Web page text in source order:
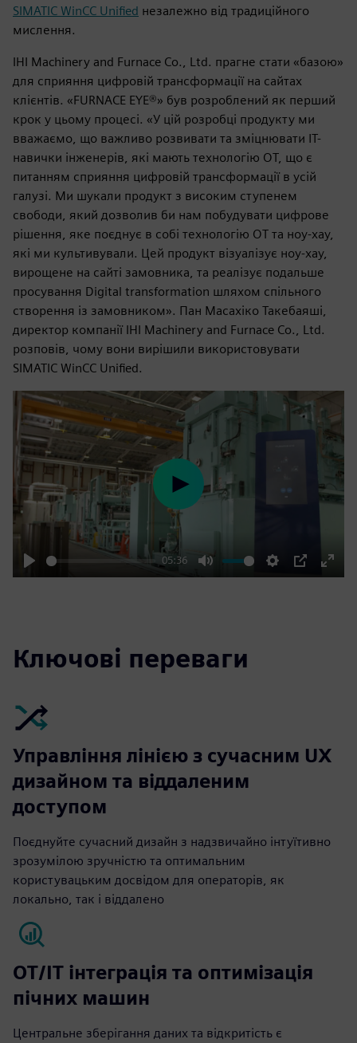
SIMATIC WinCC Unified незалежно від традиційного
мислення.
IHI Machinery and Furnace Co., Ltd. прагне стати «базою»
для сприяння цифровій трансформації на сайтах
клієнтів. «FURNACE EYE®» був розроблений як перший
крок у цьому процесі. «У цій розробці продукту ми
вважаємо, що важливо розвивати та зміцнювати ІТ-
навички інженерів, які мають технологію OT, що є
питанням сприяння цифровій трансформації в усій
галузі. Ми шукали продукт з високим ступенем
свободи, який дозволив би нам побудувати цифрове
рішення, яке поєднує в собі технологію OT та ноу-хау,
які ми культивували. Цей продукт візуалізує ноу-хау,
вирощене на сайті замовника, та реалізує подальше
просування Digital transformation шляхом спільного
створення із замовником». Пан Масахіко Такебаяші,
директор компанії IHI Machinery and Furnace Co., Ltd.
розповів, чому вони вирішили використовувати
SIMATIC WinCC Unified.
Play
05:36
Mute Settings
PIP
Enter
Play
Ключові переваги
Управління лінією з сучасним UX
дизайном та віддаленим
доступом
Поєднуйте сучасний дизайн з надзвичайно інтуїтивно
зрозумілою зручністю та оптимальним
користувацьким досвідом для операторів, як
локально, так і віддалено
OT/IT інтеграція та оптимізація
пічних машин
Центральне зберігання даних та відкритість є